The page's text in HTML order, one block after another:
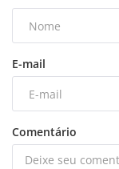
E-mail
Comentário